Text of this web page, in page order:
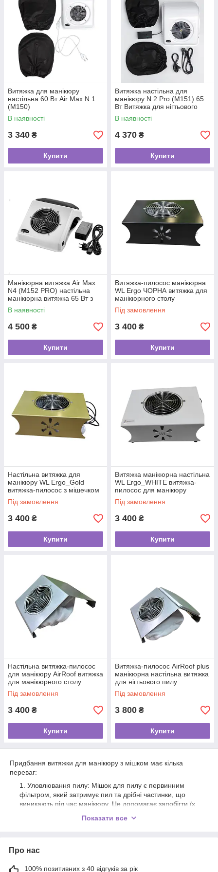
підвищеною чутливістю до пилу, рекомендується
Витяжка для манікюру
настільна 60 Вт Air Max N 1
(M150)
В наявності
3 340 ₴
Купити
Витяжка настільна для
манікюру N 2 Pro (M151) 65
Вт Витяжка для нігтьового
пилу
В наявності
4 370 ₴
Купити
Манікюрна витяжка Air Max
N4 (M152 PRO) настільна
манікюрна витяжка 65 Вт з
регулятором швидкості
В наявності
4 500 ₴
Купити
Витяжка-пилосос манікюрна
WL Ergo ЧОРНА витяжка для
манікюрного столу
Під замовлення
3 400 ₴
Купити
Настільна витяжка для
манікюру WL Ergo_Gold
витяжка-пилосос з мішечком
для нігтьового пилу
Під замовлення
3 400 ₴
Купити
Витяжка манікюрна настільна
WL Ergo_WHITE витяжка-
пилосос для манікюру
Під замовлення
3 400 ₴
Купити
Настільна витяжка-пилосос
для манікюру AirRoof витяжка
для манікюрного столу
Під замовлення
3 400 ₴
Купити
Витяжка-пилосос AirRoof plus
манікюрна настільна витяжка
для нігтьового пилу
Під замовлення
3 800 ₴
Купити
Придбання витяжки для манікюру з мішком має кілька
переваг:
Уловлювання пилу: Мішок для пилу є первинним
фільтром, який затримує пил та дрібні частинки, що
виникають під час манікюру. Це допомагає запобігти їх
що підтримує чистоту в салоні.
робочій поверхні. Вони прості в установці та не
Показати все
Про нас
100% позитивних з 40 відгуків за рік